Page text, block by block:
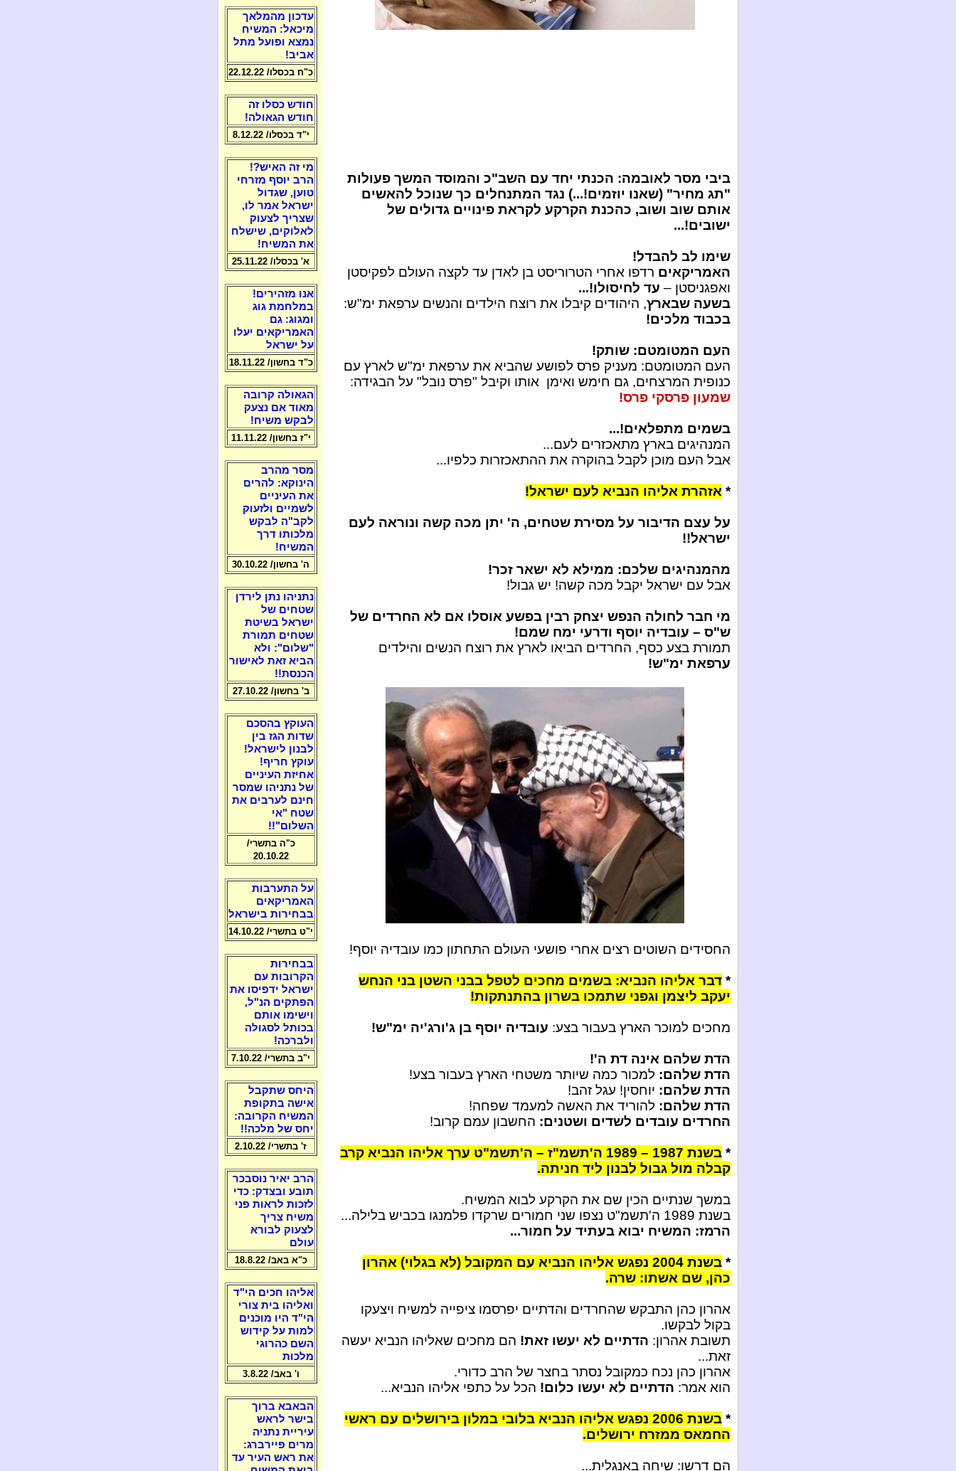
ביבי מסר לאובמה: הכנתי יחד עם השב"כ והמוסד המשך פעולות
"תג מחיר" (שאנו יוזמים!...) נגד המתנחלים כך שנוכל להאשים
אותם שוב ושוב, כהכנת הקרקע לקראת פינויים גדולים של
ישובים!...
שימו לב להבדל!
האמריקאים רדפו אחרי הטרוריסט בן לאדן עד לקצה העולם לפקיסטן
ואפגניסטן – עד לחיסולו!...
בשעה שבארץ, היהודים קיבלו את רוצח הילדים והנשים ערפאת ימ"ש:
בכבוד מלכים!
העם המטומטם: שותק!
העם המטומטם: מעניק פרס לפושע שהביא את ערפאת ימ"ש לארץ עם
כנופית המרצחים, גם חימש ואימן אותו וקיבל "פרס נובל" על הבגידה:
שמעון פרסקי פרס!
בשמים מתפלאים!...
המנהיגים בארץ מתאכזרים לעם...
אבל העם מוכן לקבל בהוקרה את ההתאכזרות כלפיו...
* אזהרת אליהו הנביא לעם ישראל!
על עצם הדיבור על מסירת שטחים, ה' יתן מכה קשה ונוראה לעם
ישראל!!
מהמנהיגים שלכם: ממילא לא ישאר זכר!
אבל עם ישראל יקבל מכה קשה! יש גבול!
מי חבר לחולה הנפש יצחק רבין בפשע אוסלו אם לא החרדים של
ש"ס – עובדיה יוסף ודרעי ימח שמם!
תמורת בצע כסף, החרדים הביאו לארץ את רוצח הנשים והילדים
ערפאת ימ"ש!
החסידים השוטים רצים אחרי פושעי העולם התחתון כמו עובדיה יוסף!
* דבר אליהו הנביא: בשמים מחכים לטפל בבני השטן בני הנחש
יעקב ליצמן וגפני שתמכו בשרון בהתנתקות!
מחכים למוכר הארץ בעבור בצע: עובדיה יוסף בן ג'ורג'יה ימ"ש!
הדת שלהם אינה דת ה'!
הדת שלהם: למכור כמה שיותר משטחי הארץ בעבור בצע!
הדת שלהם: יוחסין! עגל זהב!
הדת שלהם: להוריד את האשה למעמד שפחה!
החרדים עובדים לשדים ושטנים: החשבון עמם קרוב!
*
בשנת 1987 – 1989 ה'תשמ"ז – ה'תשמ"ט ערך אליהו הנביא קרב
קבלה מול גבול לבנון ליד חניתה.
במשך שנתיים הכין שם את הקרקע לבוא המשיח.
בשנת 1989 ה'תשמ"ט נצפו שני חמורים שרקדו פלמנגו בכביש בלילה...
הרמז: המשיח יבוא בעתיד על חמור...
*
בשנת 2004 נפגש אליהו הנביא עם המקובל (לא בגלוי) אהרון
כהן, שם אשתו: שרה.
אהרון כהן התבקש שהחרדים והדתיים יפרסמו ציפייה למשיח ויצעקו
בקול לבקשו.
תשובת אהרון: הדתיים לא יעשו זאת! הם מחכים שאליהו הנביא יעשה
זאת...
אהרון כהן נכח כמקובל נסתר בחצר של הרב כדורי.
הוא אמר: הדתיים לא יעשו כלום! הכל על כתפי אליהו הנביא...
*
בשנת 2006 נפגש אליהו הנביא בלובי במלון בירושלים עם ראשי
החמאס ממזרח ירושלים.
הם דרשו: שיחה באנגלית...
עדכון מהמלאך
מיכאל: המשיח
נמצא ופועל מתל
אביב!
כ"ח בכסלו/ 22.12.22
חודש כסלו זה
חודש הגאולה!
י"ד בכסלו/ 8.12.22
מי זה האיש?!
הרב יוסף מזרחי
טוען, שגדול
ישראל אמר לו,
שצריך לצעוק
לאלוקים, שישלח
את המשיח!
א' בכסלו/ 25.11.22
אנו מזהירים!
במלחמת גוג
ומגוג: גם
האמריקאים יעלו
על ישראל
כ"ד בחשון/ 18.11.22
הגאולה קרובה
מאוד אם נצעק
לבקש משיח!
י"ז בחשון/ 11.11.22
מסר מהרב
הינוקא: להרים
את העיניים
לשמיים ולזעוק
לקב"ה לבקש
מלכותו דרך
המשיח!
ה' בחשון/ 30.10.22
נתניהו נתן לירדן
שטחים של
ישראל בשיטת
שטחים תמורת
"שלום": ולא
הביא זאת לאישור
הכנסת!!
ב' בחשון/ 27.10.22
העוקץ בהסכם
שדות הגז בין
לבנון לישראל!
עוקץ חריף!
אחיזת העיניים
של נתניהו שמסר
חינם לערבים את
שטח "אי
השלום"!!
כ"ה בתשרי/
20.10.22
על התערבות
האמריקאים
בבחירות בישראל
י"ט בתשרי/ 14.10.22
בבחירות
הקרובות עם
ישראל ידפיסו את
הפתקים הנ"ל,
וישימו אותם
בכותל לסגולה
ולברכה!
י"ב בתשרי/ 7.10.22
היחס שתקבל
אישה בתקופת
המשיח הקרובה:
יחס של מלכה!!
ז' בתשרי/ 2.10.22
הרב יאיר נוסבכר
תובע ובצדק: כדי
לזכות לראות פני
משיח צריך
לצעוק לבורא
עולם
כ"א באב/ 18.8.22
אליהו חכים הי"ד
ואליהו בית צורי
הי"ד היו מוכנים
למות על קידוש
השם כהרוגי
מלכות
ו' באב/ 3.8.22
הבאבא ברוך
בישר לראש
עיריית נתניה
מרים פיירברג:
את ראש העיר עד